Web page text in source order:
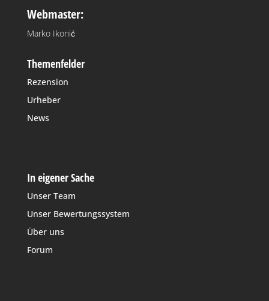
Webmaster:
Marko Ikonić
Themenfelder
Rezension
Urheber
News
In eigener Sache
Unser Team
Unser Bewertungssystem
Über uns
Forum